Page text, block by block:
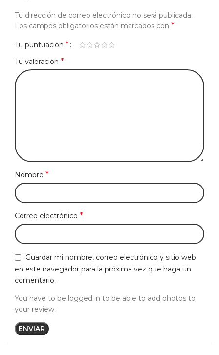
Tu dirección de correo electrónico no será publicada.
Los campos obligatorios están marcados con *
Tu puntuación *
Tu valoración *
Nombre *
Correo electrónico *
Guardar mi nombre, correo electrónico y sitio web
en este navegador para la próxima vez que haga un
comentario.
You have to be logged in to be able to add photos to
your review.